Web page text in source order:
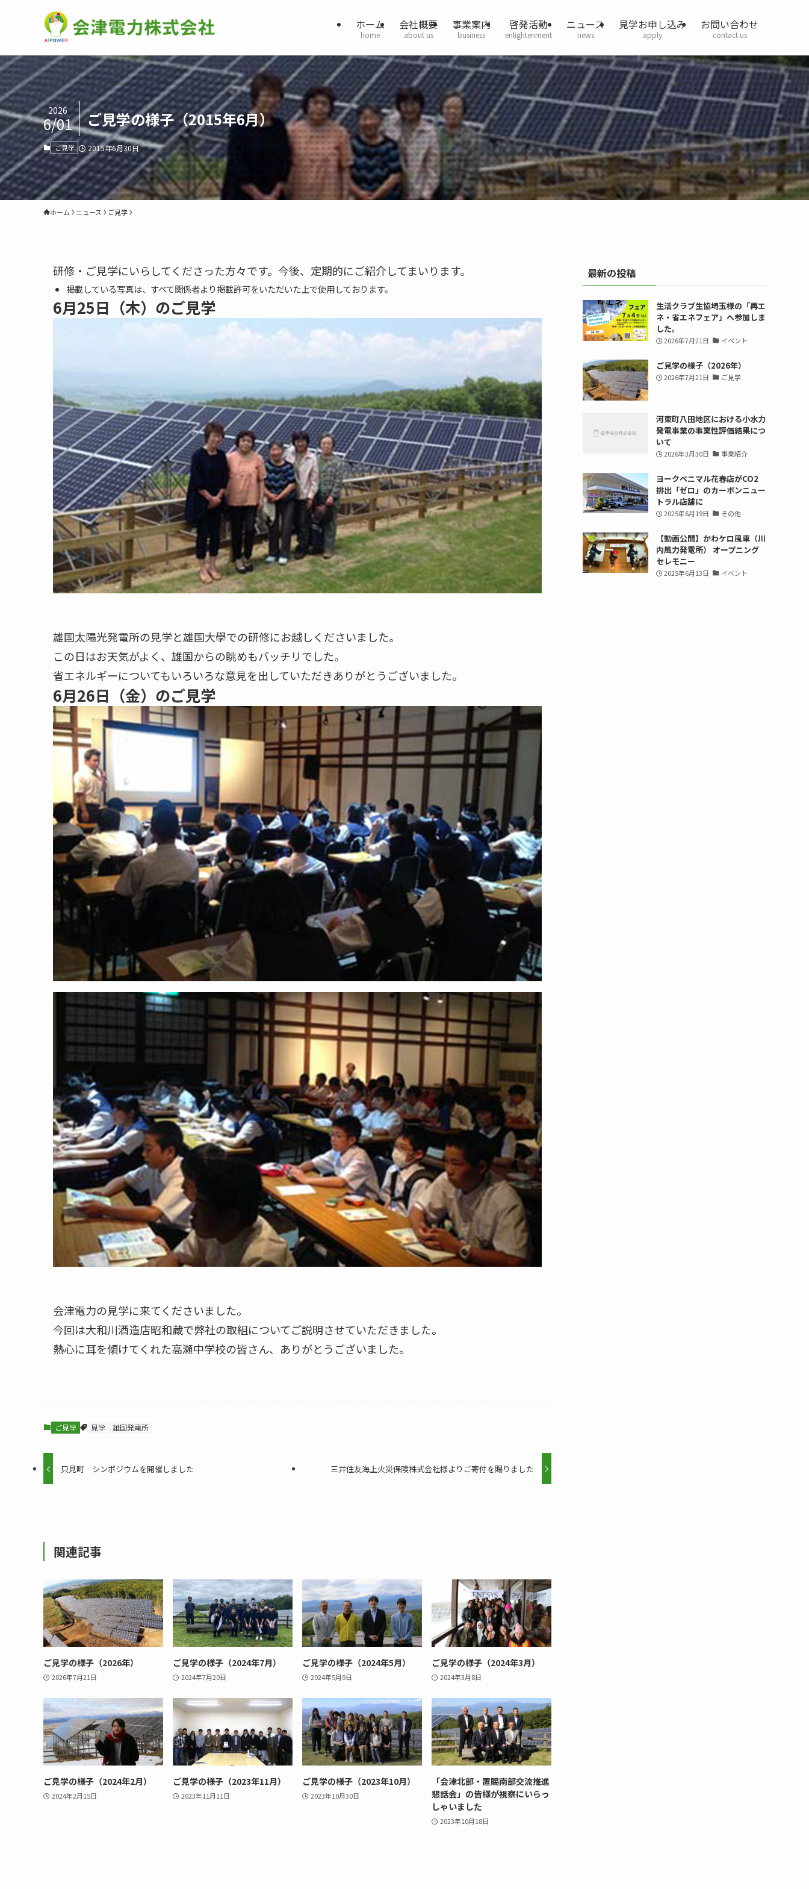
ホーム
home
会社概要
about us
事業案内
business
啓発活動
enlightenment
ニュース
news
見学お申し込み
apply
お問い合わせ
contact us
ご見学の様子（2015年6月）
2026
6/01
ご見学 2015年6月30日
ホーム ニュース ご見学
研修・ご見学にいらしてくださった方々です。今後、定期的にご紹介してまいります。
掲載している写真は、すべて関係者より掲載許可をいただいた上で使用しております。
6月25日（木）のご見学
雄国太陽光発電所の見学と雄国大學での研修にお越しくださいました。
この日はお天気がよく、雄国からの眺めもバッチリでした。
省エネルギーについてもいろいろな意見を出していただきありがとうございました。
6月26日（金）のご見学
会津電力の見学に来てくださいました。
今回は大和川酒造店昭和蔵で弊社の取組についてご説明させていただきました。
熱心に耳を傾けてくれた高瀬中学校の皆さん、ありがとうございました。
ご見学 見学 雄国発電所
只見町 シンポジウムを開催しました 三井住友海上火災保険株式会社様よりご寄付を賜りました
関連記事
ご見学の様子（2026年）
2026年7月21日
ご見学の様子（2024年7月）
2024年7月20日
ご見学の様子（2024年5月）
2024年5月9日
ご見学の様子（2024年3月）
2024年3月8日
ご見学の様子（2024年2月）
2024年2月15日
ご見学の様子（2023年11月）
2023年11月11日
ご見学の様子（2023年10月）
2023年10月30日
「会津北部・置賜南部交流推進
懇話会」の皆様が視察にいらっ
しゃいました
2023年10月18日
最新の投稿
生活クラブ生協埼玉様の「再エ
ネ・省エネフェア」へ参加しま
した。
2026年7月21日 イベント
ご見学の様子（2026年）
2026年7月21日 ご見学
河東町八田地区における小水力
発電事業の事業性評価結果につ
いて
2026年3月30日 事業紹介
ヨークベニマル花春店がCO2
排出「ゼロ」のカーボンニュー
トラル店舗に
2025年6月19日 その他
【動画公開】かわケロ風車（川
内風力発電所） オープニング
セレモニー
2025年6月13日 イベント